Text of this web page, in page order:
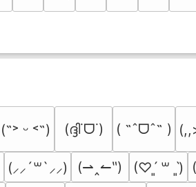
(˶˃ ᵕ ˂˶) (ദ്ദി˙ᗜ˙) ( ˶ˆᗜˆ˵ )
(⸝⸝´꒳`⸝⸝) (⇀‸↼‶) (♡ˊ͈ ꒳ ˋ͈)